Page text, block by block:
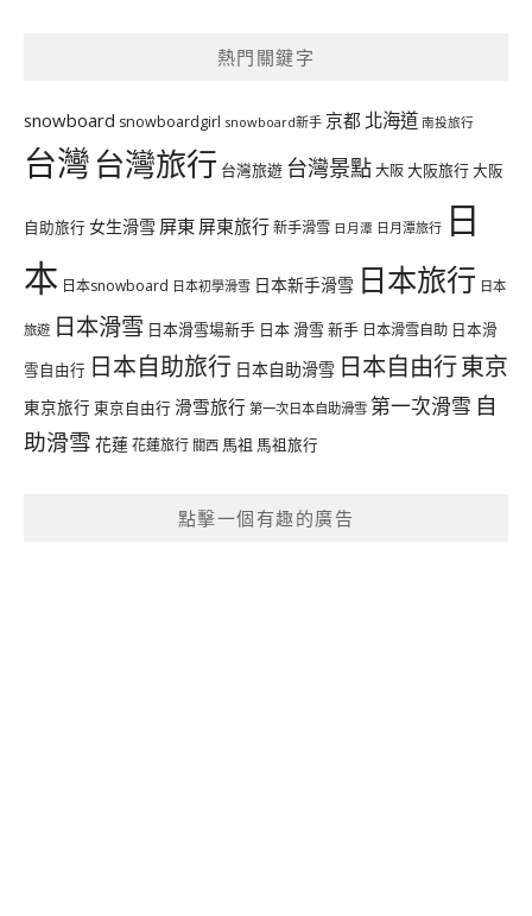
熱門關鍵字
snowboard snowboardgirl snowboard新手 京都 北海道 南投旅行
台灣台灣旅行 台灣旅遊 台灣景點大阪大阪旅行大阪
自助旅行 女生滑雪 屏東 屏東旅行新手滑雪 日月潭 日月潭旅行 日
本 日本snowboard 日本初學滑雪 日本新手滑雪 日本旅行 日本
旅遊 日本滑雪 日本滑雪場新手 日本 滑雪 新手 日本滑雪自助 日本滑
雪自由行 日本自助旅行 日本自助滑雪 日本自由行東京
東京旅行 東京自由行 滑雪旅行 第一次日本自助滑雪 第一次滑雪 自
助滑雪 花蓮花蓮旅行 關西 馬祖 馬祖旅行
點擊一個有趣的廣告